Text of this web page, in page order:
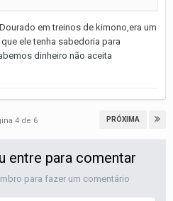
em treinos de kimono,era um
ele tenha sabedoria para
dinheiro não aceita
PRÓXIMA
4 de 6
entre para comentar
para fazer um comentário